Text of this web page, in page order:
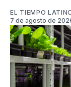
EL TIEMPO
7 de agosto de